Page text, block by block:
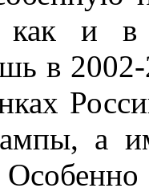
как и
в
а